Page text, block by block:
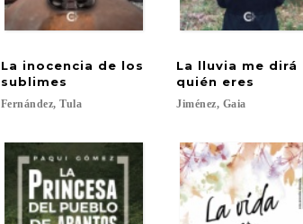
La inocencia de los
sublimes
Fernández, Tula
La lluvia me dirá
quién eres
Jiménez, Gaia